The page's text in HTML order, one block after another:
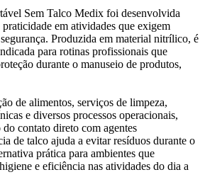
Sem Talco Medix foi desenvolvida
em atividades que exigem
Produzida em material nitrílico, é
para rotinas profissionais que
durante o manuseio de produtos,
de alimentos, serviços de limpeza,
e diversos processos operacionais,
contato direto com agentes
de talco ajuda a evitar resíduos durante o
prática para ambientes que
e eficiência nas atividades do dia a